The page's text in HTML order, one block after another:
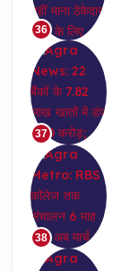
36
37
38